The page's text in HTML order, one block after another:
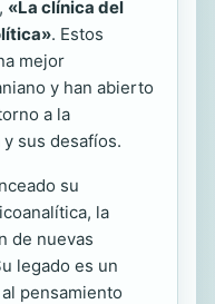
, «La clínica del
. Estos
mejor
y han abierto
a la
sus desafíos.
su
la
de nuevas
legado es un
pensamiento